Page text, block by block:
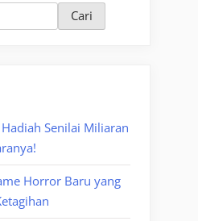
Cari
Senilai Miliaran
Horror Baru yang